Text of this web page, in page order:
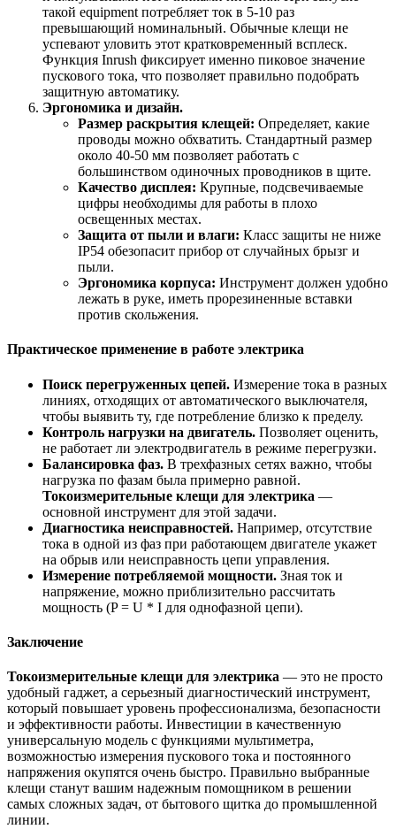
такой equipment потребляет ток в 5-10 раз
превышающий номинальный. Обычные клещи не
успевают уловить этот кратковременный всплеск.
Функция Inrush фиксирует именно пиковое значение
пускового тока, что позволяет правильно подобрать
защитную автоматику.
Эргономика и дизайн.
Размер раскрытия клещей: Определяет, какие
проводы можно обхватить. Стандартный размер
около 40-50 мм позволяет работать с
большинством одиночных проводников в щите.
Качество дисплея: Крупные, подсвечиваемые
цифры необходимы для работы в плохо
освещенных местах.
Защита от пыли и влаги: Класс защиты не ниже
IP54 обезопасит прибор от случайных брызг и
пыли.
Эргономика корпуса: Инструмент должен удобно
лежать в руке, иметь прорезиненные вставки
против скольжения.
Практическое применение в работе электрика
Поиск перегруженных цепей. Измерение тока в разных
линиях, отходящих от автоматического выключателя,
чтобы выявить ту, где потребление близко к пределу.
Контроль нагрузки на двигатель. Позволяет оценить,
не работает ли электродвигатель в режиме перегрузки.
Балансировка фаз. В трехфазных сетях важно, чтобы
нагрузка по фазам была примерно равной.
Токоизмерительные клещи для электрика —
основной инструмент для этой задачи.
Диагностика неисправностей. Например, отсутствие
тока в одной из фаз при работающем двигателе укажет
на обрыв или неисправность цепи управления.
Измерение потребляемой мощности. Зная ток и
напряжение, можно приблизительно рассчитать
мощность (P = U * I для однофазной цепи).
Заключение
Токоизмерительные клещи для электрика — это не просто
удобный гаджет, а серьезный диагностический инструмент,
который повышает уровень профессионализма, безопасности
и эффективности работы. Инвестиции в качественную
универсальную модель с функциями мультиметра,
возможностью измерения пускового тока и постоянного
напряжения окупятся очень быстро. Правильно выбранные
клещи станут вашим надежным помощником в решении
самых сложных задач, от бытового щитка до промышленной
линии.